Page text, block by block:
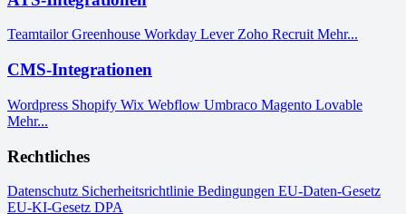
TeamtailorGreenhouse Workday Lever Zoho Recruit Mehr...
CMS-Integrationen
Wordpress Shopify Wix Webflow Umbraco Magento Lovable
Mehr...
Rechtliches
Datenschutz Sicherheitsrichtlinie Bedingungen EU-Daten-Gesetz
EU-KI-Gesetz DPA